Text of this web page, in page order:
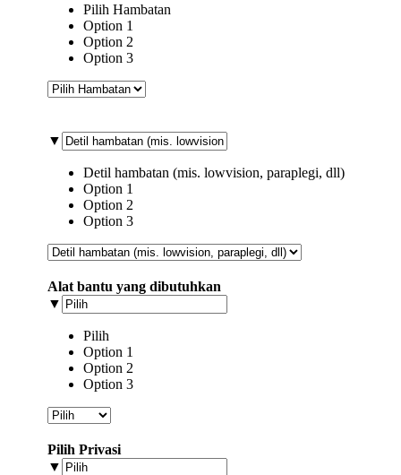
Pilih Hambatan
Option 1
Option 2
Option 3
▼
Detil hambatan (mis. lowvision, paraplegi, dll)
Option 1
Option 2
Option 3
Alat bantu yang dibutuhkan
▼
Pilih
Option 1
Option 2
Option 3
Pilih Privasi
▼